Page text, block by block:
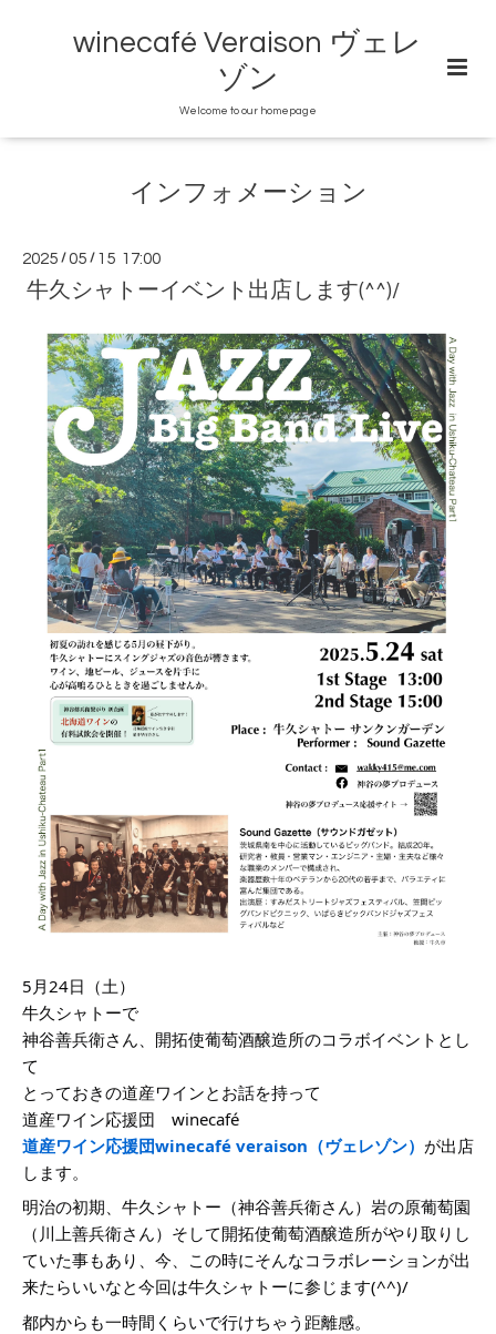
winecafé Veraison ヴェレ
ゾン
Welcome to our homepage
インフォメーション
2025 /05 / 15 17:00
牛久シャトーイベント出店します(^^)/
5月24日（土）
牛久シャトーで
神谷善兵衛さん、開拓使葡萄酒醸造所のコラボイベントとし
て
とっておきの道産ワインとお話を持って
道産ワイン応援団 winecafé
道産ワイン応援団winecafé veraison（ヴェレゾン） が出店
します。
明治の初期、牛久シャトー（神谷善兵衛さん）岩の原葡萄園
（川上善兵衛さん）そして開拓使葡萄酒醸造所がやり取りし
ていた事もあり、今、この時にそんなコラボレーションが出
来たらいいなと今回は牛久シャトーに参じます(^^)/
都内からも一時間くらいで行けちゃう距離感。